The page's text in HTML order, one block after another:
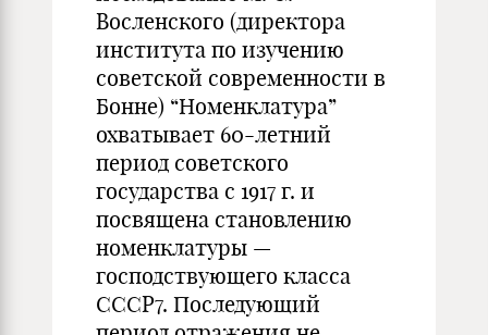
Восленского (директора
института по изучению
советской современности в
Бонне) “Номенклатура”
охватывает 60-летний
период советского
государства с 1917 г. и
посвящена становлению
номенклатуры —
господствующего класса
СССР7. Последующий